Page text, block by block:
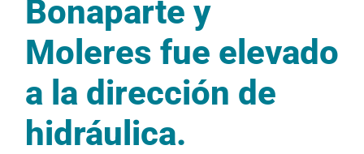
Bonaparte y
Moleres fue elevado
a la dirección de
hidráulica.